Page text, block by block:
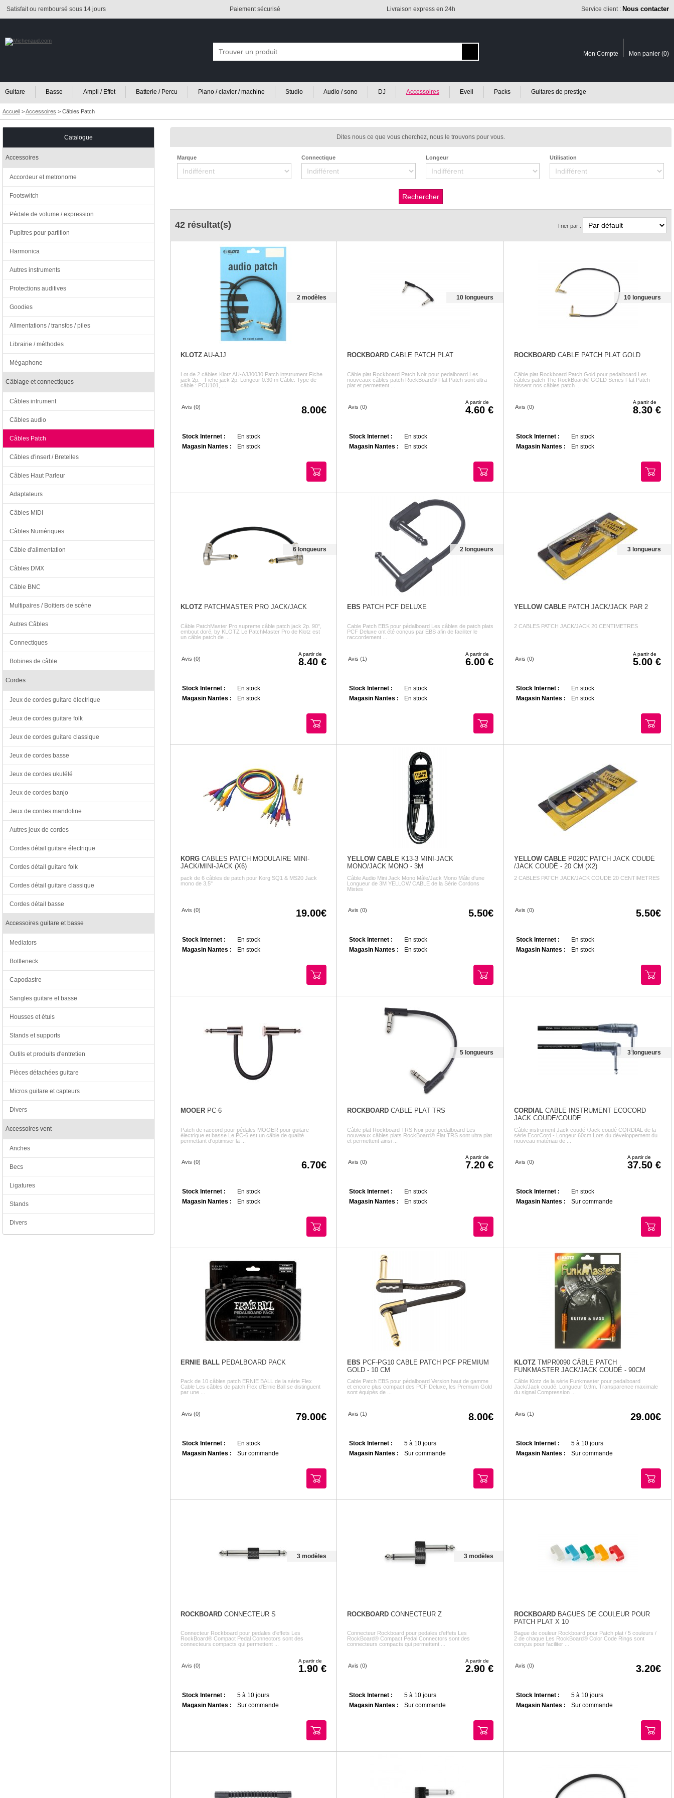
Satisfait ou remboursé sous 14 jours Paiement sécurisé Livraison express en 24h Service client : Nous contacter
Mon Compte Mon panier (0)
Guitare Basse Ampli / Effet Batterie / Percu Piano / clavier / machine Studio Audio / sono DJ Accessoires Eveil Packs Guitares de prestige
Accueil >Accessoires > Câbles Patch
Dites nous ce que vous cherchez, nous le trouvons pour vous.
Marque Connectique Longeur Utilisation
42 résultat(s) Trier par :
2 modèles
KLOTZAU-AJJ
Lot de 2 câbles Klotz AU-AJJ0030 Patch intstrument Fiche
jack 2p. - Fiche jack 2p. Longeur 0.30 m Câble: Type de
câble : PCU101, ...
Avis (0) 8.00
Stock Internet :
En stock
Magasin Nantes :
En stock
10 longueurs
ROCKBOARDCABLE PATCH PLAT
Câble plat Rockboard Patch Noir pour pedalboard Les
nouveaux câbles patch RockBoard® Flat Patch sont ultra
plat et permettent ...
Avis (0)
A partir de
4.60
Stock Internet :
En stock
Magasin Nantes :
En stock
10 longueurs
ROCKBOARD CABLE PATCH PLAT GOLD
Câble plat Rockboard Patch Gold pour pedalboard Les
câbles patch The RockBoard® GOLD Series Flat Patch
hissent nos câbles patch ...
Avis (0)
A partir de
8.30
Stock Internet :
En stock
Magasin Nantes :
En stock
6 longueurs
KLOTZPATCHMASTER PRO JACK/JACK
Câble PatchMaster Pro supreme câble patch jack 2p. 90°,
embout doré, by KLOTZ Le PatchMaster Pro de Klotz est
un câble patch de ...
Avis (0)
A partir de
8.40
Stock Internet :
En stock
Magasin Nantes :
En stock
2 longueurs
EBS PATCH PCF DELUXE
Cable Patch EBS pour pédalboard Les câbles de patch plats
PCF Deluxe ont été conçus par EBS afin de faciliter le
raccordement ...
Avis (1)
A partir de
6.00
Stock Internet :
En stock
Magasin Nantes :
En stock
3 longueurs
YELLOW CABLE PATCH JACK/JACK PAR 2
2 CABLES PATCH JACK/JACK 20 CENTIMETRES
Avis (0)
A partir de
5.00
Stock Internet :
En stock
Magasin Nantes :
En stock
KORGCABLES PATCH MODULAIRE MINI-
JACK/MINI-JACK (X6)
pack de 6 câbles de patch pour Korg SQ1 & MS20 Jack
mono de 3,5"
Avis (0) 19.00
Stock Internet :
En stock
Magasin Nantes :
En stock
YELLOW CABLEK13-3 MINI-JACK
MONO/JACK MONO - 3M
Câble Audio Mini Jack Mono Mâle/Jack Mono Mâle d'une
Longueur de 3M YELLOW CABLE de la Série Cordons
Mixtes
Avis (0) 5.50
Stock Internet :
En stock
Magasin Nantes :
En stock
YELLOW CABLE P020C PATCH JACK COUDÉ
/JACK COUDÉ - 20 CM (X2)
2 CABLES PATCH JACK/JACK COUDE 20 CENTIMETRES
Avis (0) 5.50
Stock Internet :
En stock
Magasin Nantes :
En stock
MOOERPC-6
Patch de raccord pour pédales MOOER pour guitare
électrique et basse Le PC-6 est un câble de qualité
permettant d'optimiser la ...
Avis (0) 6.70
Stock Internet :
En stock
Magasin Nantes :
En stock
5 longueurs
ROCKBOARDCABLE PLAT TRS
Câble plat Rockboard TRS Noir pour pedalboard Les
nouveaux câbles plats RockBoard® Flat TRS sont ultra plat
et permettent ainsi ...
Avis (0)
A partir de
7.20
Stock Internet :
En stock
Magasin Nantes :
En stock
3 longueurs
CORDIAL CABLE INSTRUMENT ECOCORD
JACK COUDE/COUDE
Câble instrument Jack coudé /Jack coudé CORDIAL de la
série EcorCord - Longeur 60cm Lors du développement du
nouveau matériau de ...
Avis (0)
A partir de
37.50
Stock Internet :
En stock
Magasin Nantes :
Sur commande
ERNIE BALLPEDALBOARD PACK
Pack de 10 câbles patch ERNIE BALL de la série Flex
Cable Les câbles de patch Flex d'Ernie Ball se distinguent
par une ...
Avis (0) 79.00
Stock Internet :
En stock
Magasin Nantes :
Sur commande
EBS PCF-PG10 CABLE PATCH PCF PREMIUM
GOLD - 10 CM
Cable Patch EBS pour pédalboard Version haut de gamme
et encore plus compact des PCF Deluxe, les Premium Gold
sont équipés de ...
Avis (1) 8.00
Stock Internet :
5 à 10 jours
Magasin Nantes :
Sur commande
KLOTZ TMPR0090 CÂBLE PATCH
FUNKMASTER JACK/JACK COUDÉ - 90CM
Câble Klotz de la série Funkmaster pour pedalboard
Jack/Jack coudé. Longueur 0.9m. Transparence maximale
du signal Compression ...
Avis (1) 29.00
Stock Internet :
5 à 10 jours
Magasin Nantes :
Sur commande
3 modèles
ROCKBOARDCONNECTEUR S
Connecteur Rockboard pour pedales d'effets Les
RockBoard® Compact Pedal Connectors sont des
connecteurs compacts qui permettent ...
Avis (0)
A partir de
1.90
Stock Internet :
5 à 10 jours
Magasin Nantes :
Sur commande
3 modèles
ROCKBOARDCONNECTEUR Z
Connecteur Rockboard pour pedales d'effets Les
RockBoard® Compact Pedal Connectors sont des
connecteurs compacts qui permettent ...
Avis (0)
A partir de
2.90
Stock Internet :
5 à 10 jours
Magasin Nantes :
Sur commande
ROCKBOARD BAGUES DE COULEUR POUR
PATCH PLAT X 10
Bague de couleur Rockboard pour Patch plat / 5 couleurs /
2 de chaque Les RockBoard® Color Code Rings sont
conçus pour faciliter ...
Avis (0) 3.20
Stock Internet :
5 à 10 jours
Magasin Nantes :
Sur commande
Catalogue
Accessoires
Accordeur et metronome
Footswitch
Pédale de volume / expression
Pupitres pour partition
Harmonica
Autres instruments
Protections auditives
Goodies
Alimentations / transfos / piles
Librairie / méthodes
Mégaphone
Câblage et connectiques
Câbles intrument
Câbles audio
Câbles Patch
Câbles d'insert / Bretelles
Câbles Haut Parleur
Adaptateurs
Câbles MIDI
Câbles Numériques
Câble d'alimentation
Câbles DMX
Câble BNC
Multipaires / Boitiers de scène
Autres Câbles
Connectiques
Bobines de câble
Cordes
Jeux de cordes guitare électrique
Jeux de cordes guitare folk
Jeux de cordes guitare classique
Jeux de cordes basse
Jeux de cordes ukulélé
Jeux de cordes banjo
Jeux de cordes mandoline
Autres jeux de cordes
Cordes détail guitare électrique
Cordes détail guitare folk
Cordes détail guitare classique
Cordes détail basse
Accessoires guitare et basse
Mediators
Bottleneck
Capodastre
Sangles guitare et basse
Housses et étuis
Stands et supports
Outils et produits d'entretien
Pièces détachées guitare
Micros guitare et capteurs
Divers
Accessoires vent
Anches
Becs
Ligatures
Stands
Divers